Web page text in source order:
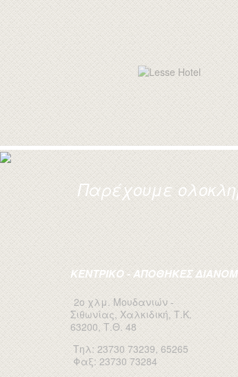
Παρέχουμε
ΚΕΝΤΡΙΚΟ - ΑΠΟΘΗΚΕΣ
2ο χλμ. Μουδανιών -
Σιθωνίας, Χαλκιδική, Τ.Κ.
63200, Τ.Θ. 48
Τηλ: 23730 73239, 65265
Φαξ: 23730 73284